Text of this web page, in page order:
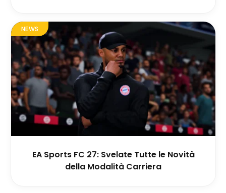
NEWS
EA Sports FC 27: Svelate Tutte le Novità
della Modalità Carriera